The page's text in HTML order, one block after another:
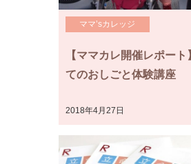
ママ’sカレッジ
【ママカレ開催レポート
てのおしごと体験講座
2018年4月27日